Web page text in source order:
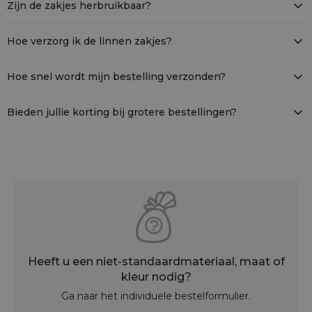
Zijn de zakjes herbruikbaar?
wegwerpverpakkingen.
Hoe verzorg ik de linnen zakjes?
Hoe snel wordt mijn bestelling verzonden?
Bieden jullie korting bij grotere bestellingen?
Heeft u een niet-standaardmateriaal, maat of
kleur nodig?
Ga naar het individuele bestelformulier.